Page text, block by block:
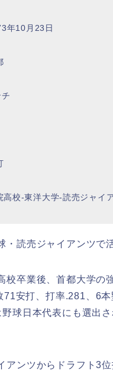
年10月23日
高校-東洋大学-読売ジャイ
・読売ジャイアンツで
校卒業後、首都大学の
71安打、打率.281、6
球日本代表にも選出
アンツからドラフト3位